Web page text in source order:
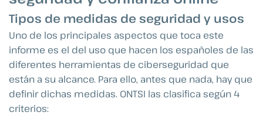
Tipos de medidas de seguridad y usos
Uno de los principales aspectos que toca este
informe es el del uso que hacen los españoles de las
diferentes herramientas de ciberseguridad que
están a su alcance. Para ello, antes que nada, hay que
definir dichas medidas. ONTSI las clasifica según 4
criterios: